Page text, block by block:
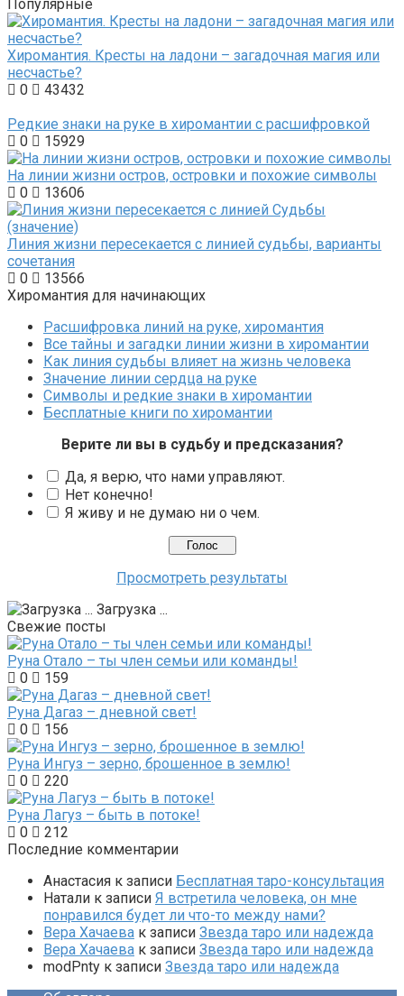
Популярные
Хиромантия. Кресты на ладони – загадочная магия или
несчастье?
0
43432
Редкие знаки на руке в хиромантии с расшифровкой
0
15929
На линии жизни остров, островки и похожие символы
0
13606
Линия жизни пересекается с линией судьбы, варианты
сочетания
0
13566
Хиромантия для начинающих
Расшифровка линий на руке, хиромантия
Все тайны и загадки линии жизни в хиромантии
Как линия судьбы влияет на жизнь человека
Значение линии сердца на руке
Символы и редкие знаки в хиромантии
Бесплатные книги по хиромантии
Верите ли вы в судьбу и предсказания?
Да, я верю, что нами управляют.
Нет конечно!
Я живу и не думаю ни о чем.
Просмотреть результаты
Загрузка ...
Свежие посты
Руна Отало – ты член семьи или команды!
0
159
Руна Дагаз – дневной свет!
0
156
Руна Ингуз – зерно, брошенное в землю!
0
220
Руна Лагуз – быть в потоке!
0
212
Последние комментарии
Анастасия к записи Бесплатная таро-консультация
Натали к записи Я встретила человека, он мне
понравился будет ли что-то между нами?
Вера Хачаева к записи Звезда таро или надежда
Вера Хачаева к записи Звезда таро или надежда
modPnty к записи Звезда таро или надежда